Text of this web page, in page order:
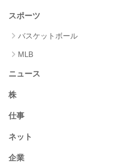
スポーツ
バスケットボール
MLB
ニュース
株
仕事
ネット
企業